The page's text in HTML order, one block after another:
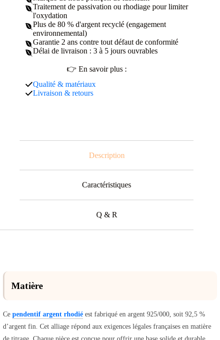
Traitement de passivation ou rhodiage pour limiter
l'oxydation
Plus de 80 % d'argent recyclé (engagement
environnemental)
Garantie 2 ans contre tout défaut de conformité
Délai de livraison : 3 à 5 jours ouvrables
👉 En savoir plus :
Qualité & matériaux
Livraison & retours
Description
Caractéristiques
Q & R
Matière
Ce pendentif argent rhodié est fabriqué en argent 925/000, soit 92,5 %
d’argent fin. Cet alliage répond aux exigences légales françaises en matière